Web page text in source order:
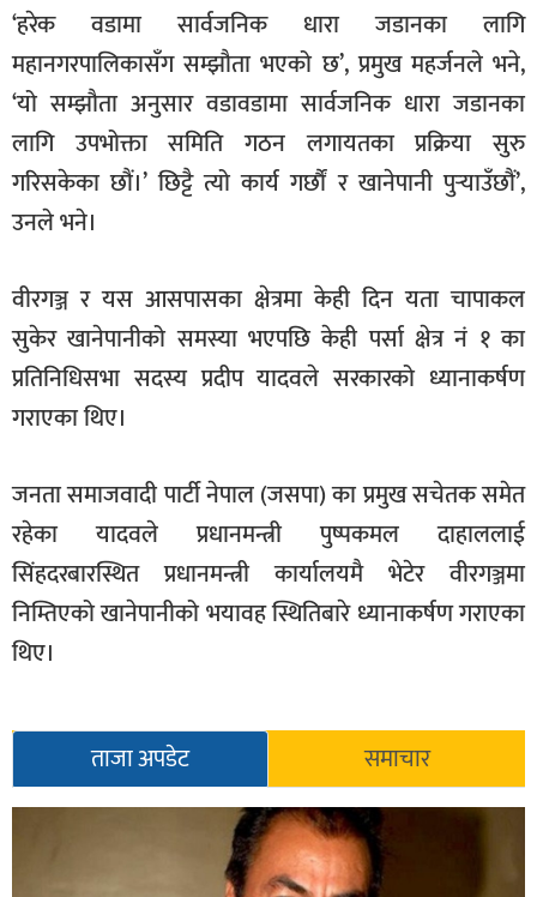
‘हरेक वडामा सार्वजनिक धारा जडानका लागि
महानगरपालिकासँग सम्झौता भएको छ’, प्रमुख महर्जनले भने,
‘यो सम्झौता अनुसार वडावडामा सार्वजनिक धारा जडानका
लागि उपभोक्ता समिति गठन लगायतका प्रक्रिया सुरु
गरिसकेका छौं।’ छिट्टै त्यो कार्य गर्छाैं र खानेपानी पुर्‍याउँछौं’,
उनले भने।
वीरगञ्ज र यस आसपासका क्षेत्रमा केही दिन यता चापाकल
सुकेर खानेपानीको समस्या भएपछि केही पर्सा क्षेत्र नं १ का
प्रतिनिधिसभा सदस्य प्रदीप यादवले सरकारको ध्यानाकर्षण
गराएका थिए।
जनता समाजवादी पार्टी नेपाल (जसपा) का प्रमुख सचेतक समेत
रहेका यादवले प्रधानमन्त्री पुष्पकमल दाहाललाई
सिंहदरबारस्थित प्रधानमन्त्री कार्यालयमै भेटेर वीरगञ्जमा
निम्तिएको खानेपानीको भयावह स्थितिबारे ध्यानाकर्षण गराएका
थिए।
ताजा अपडेट समाचार